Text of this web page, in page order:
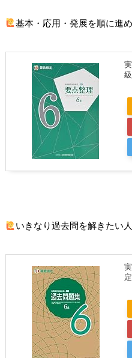
基本・応用・発展を順に進
級
いきなり過去問を解きたい